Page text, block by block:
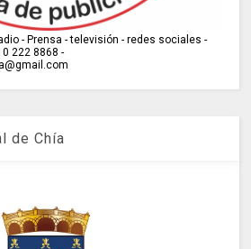
- Prensa - televisión - redes sociales -
222 8868 -
de Chía